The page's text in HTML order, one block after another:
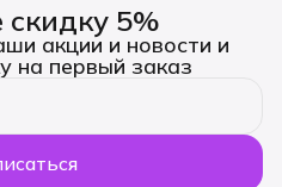
скидку 5%
акции и новости и
на первый заказ